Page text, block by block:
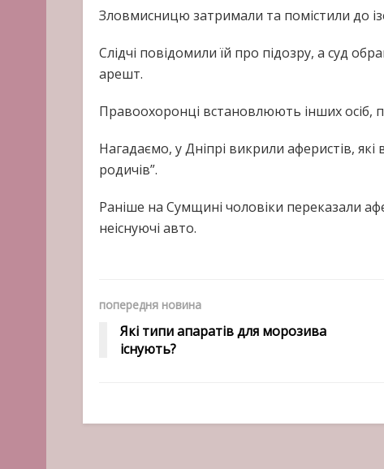
Зловмисницю затримали та помістили до
Слідчі повідомили їй про підозру, а суд
арешт.
Правоохоронці встановлюють інших осіб,
Нагадаємо, у Дніпрі викрили аферистів,
родичів”.
Раніше на Сумщині чоловіки переказали
неіснуючі авто.
попередня новина
Які типи апаратів для морозива
існують?